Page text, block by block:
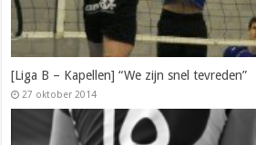
[Liga B – Kapellen] “We zijn snel tevreden”
27 oktober 2014